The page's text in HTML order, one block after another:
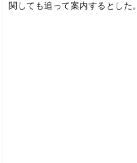
関しても追って案内するとした。